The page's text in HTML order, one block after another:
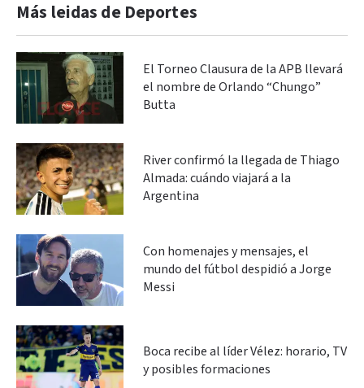
Más leidas de Deportes
El Torneo Clausura de la APB llevará
el nombre de Orlando “Chungo”
Butta
River confirmó la llegada de Thiago
Almada: cuándo viajará a la
Argentina
Con homenajes y mensajes, el
mundo del fútbol despidió a Jorge
Messi
Boca recibe al líder Vélez: horario, TV
y posibles formaciones